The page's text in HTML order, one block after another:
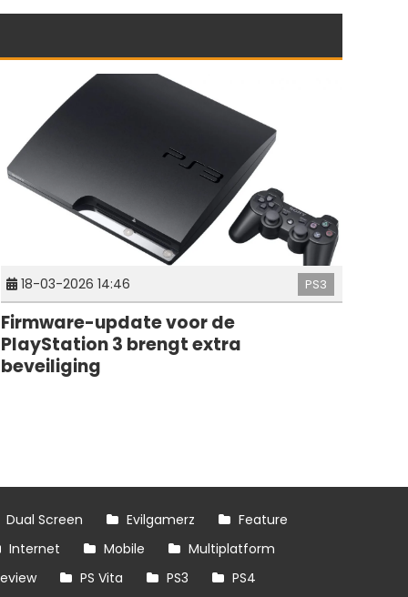
18-03-2026 14:46 PS3
Firmware-update voor de
PlayStation 3 brengt extra
beveiliging
Dual Screen Evilgamerz
Feature
Internet Mobile
Multiplatform
PS Vita PS3 PS4